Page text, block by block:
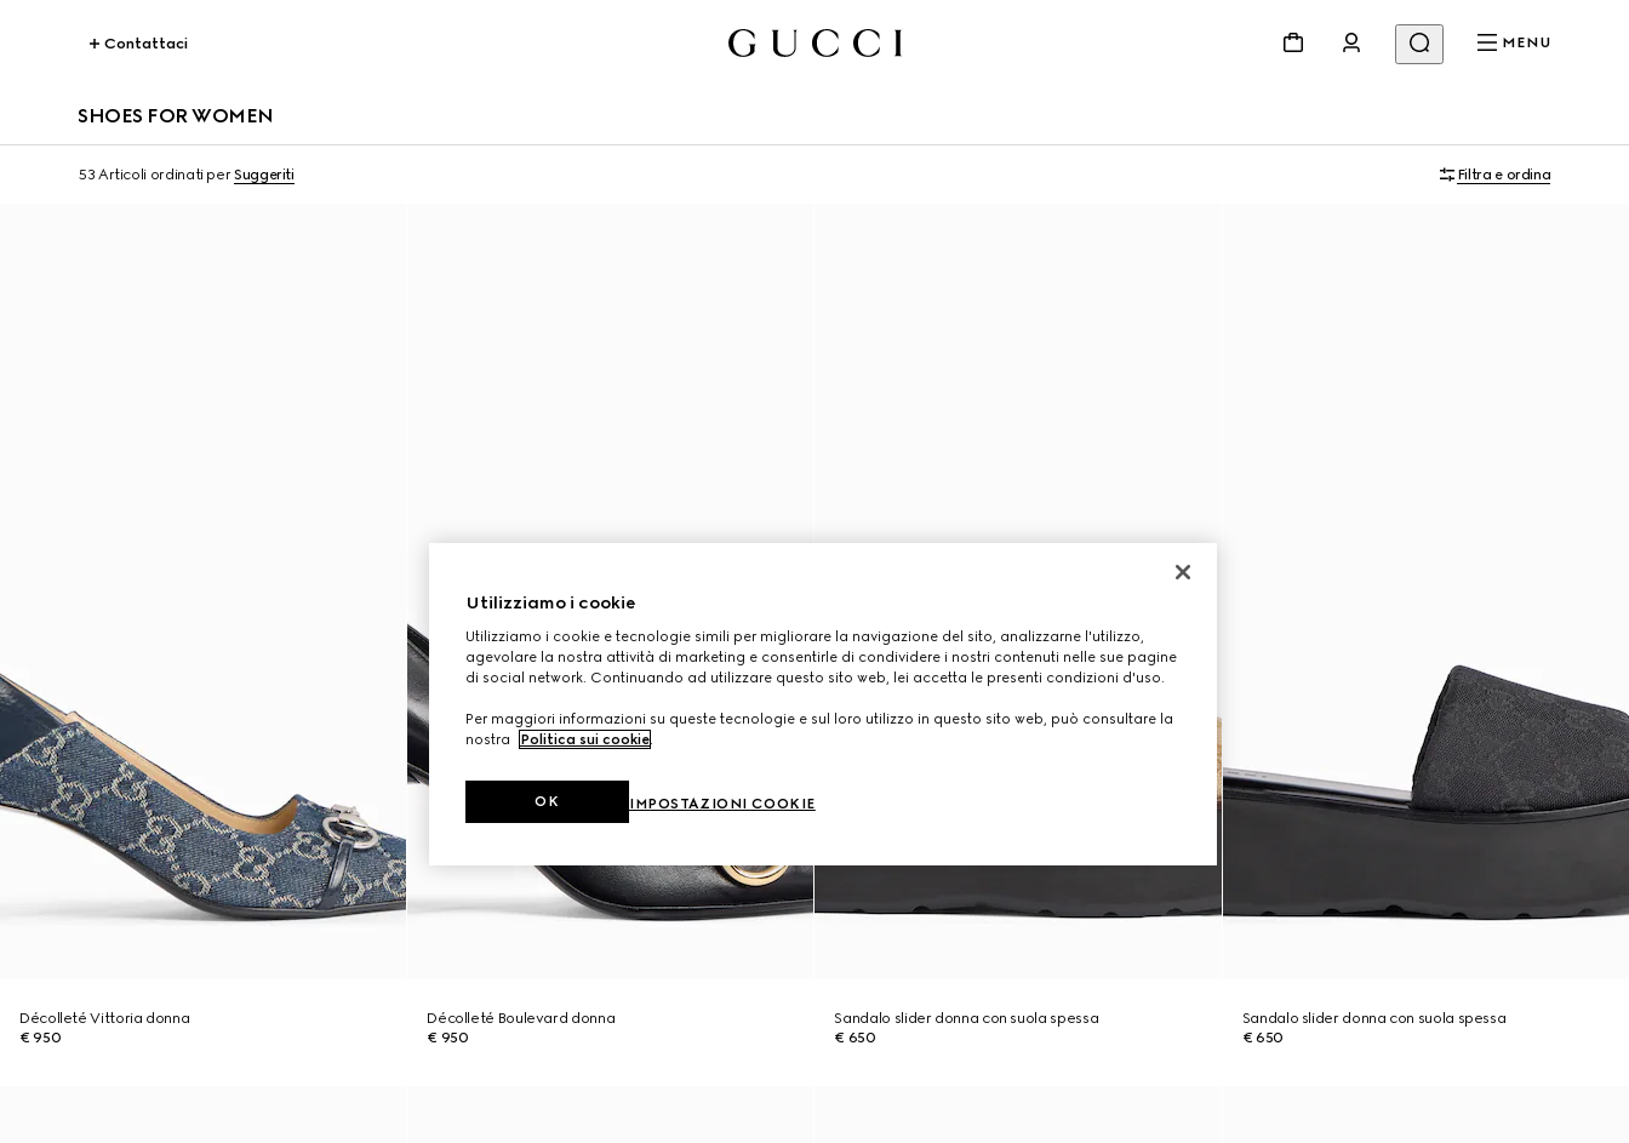
Contattaci MENU
SHOES FOR WOMEN
53 Articoli ordinati perSuggeriti Filtra e ordina
Décolleté Vittoria donna
€ 950
Décolleté Boulevard donna
€ 950
Sandalo slider donna con suola spessa
€ 650
Sandalo slider donna con suola spessa
€ 650
Utilizziamo i cookie
Utilizziamo i cookie e tecnologie simili per migliorare la navigazione del sito, analizzarne l'utilizzo,
agevolare la nostra attività di marketing e consentirle di condividere i nostri contenuti nelle sue pagine
di social network. Continuando ad utilizzare questo sito web, lei accetta le presenti condizioni d'uso.
Per maggiori informazioni su queste tecnologie e sul loro utilizzo in questo sito web, può consultare la
nostra
Politica sui cookie.
IMPOSTAZIONI COOKIE
OK